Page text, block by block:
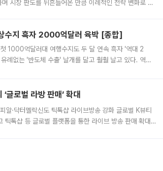
시장 판도를 뒤흔들어온 만큼 이례적인 전략 변화로 평
수지 흑자 2000억달러 육박 [종합]
1000억달러대 여행수지도 두 달 연속 흑자 '역대 2
례없는 '반도체 수출' 날개를 달고 훨훨 날고 있다. 역대
글로벌 라방 판매’ 확대
·닥터멜락신도 틱톡샵 라이브방송 강화 글로벌 K뷰티
톡샵 등 글로벌 플랫폼을 통한 라이브 방송 판매 확대에